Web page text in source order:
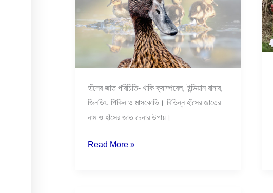
হাঁসের জাত পরিচিতি- খাকি ক্যাম্পবেল, ইন্ডিয়ান রানার,
জিনডিং, পিকিন ও মাসকোভি। বিভিন্ন হাঁসের জাতের
নাম ও হাঁসের জাত চেনার উপায়।
মাসকোভি
জাতের
বিস্তারিত।
Read More »